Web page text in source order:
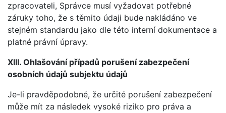
zpracovateli, Správce musí vyžadovat potřebné
záruky toho, že s těmito údaji bude nakládáno ve
stejném standardu jako dle této interní dokumentace a
platné právní úpravy.
XIII. Ohlašování případů porušení zabezpečení
osobních údajů subjektu údajů
Je-li pravděpodobné, že určité porušení zabezpečení
může mít za následek vysoké riziko pro práva a